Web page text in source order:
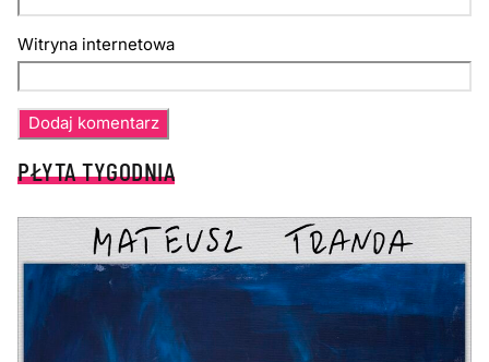
Witryna internetowa
PŁYTA TYGODNIA